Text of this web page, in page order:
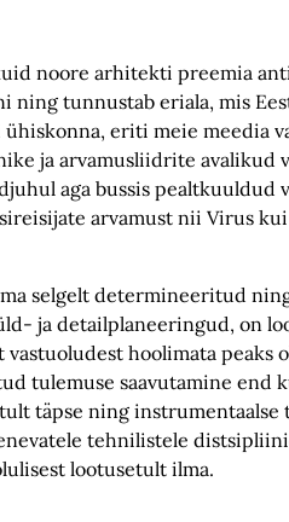
noore arhitekti preemia anti
tunnustab eriala, mis
ühiskonna, eriti meie
ja arvamusliidrite avalikud
aga bussis pealtkuuldud
arvamust nii Virus
selgelt determineeritud
ja detailplaneeringud, on
vastuoludest hoolimata
tulemuse saavutamine
täpse ning instrumentaalse
tehnilistele
lootusetult ilma.